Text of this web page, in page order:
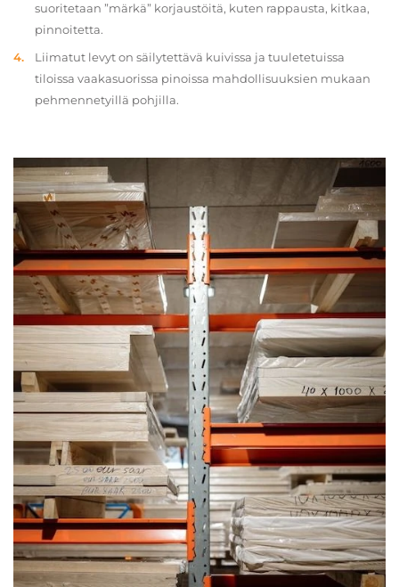
suoritetaan ”märkä” korjaustöitä, kuten rappausta, kitkaa,
pinnoitetta.
Liimatut levyt on säilytettävä kuivissa ja tuuletetuissa
tiloissa vaakasuorissa pinoissa mahdollisuuksien mukaan
pehmennetyillä pohjilla.